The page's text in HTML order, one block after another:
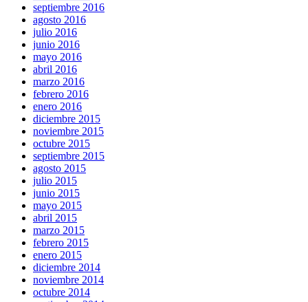
septiembre 2016
agosto 2016
julio 2016
junio 2016
mayo 2016
abril 2016
marzo 2016
febrero 2016
enero 2016
diciembre 2015
noviembre 2015
octubre 2015
septiembre 2015
agosto 2015
julio 2015
junio 2015
mayo 2015
abril 2015
marzo 2015
febrero 2015
enero 2015
diciembre 2014
noviembre 2014
octubre 2014